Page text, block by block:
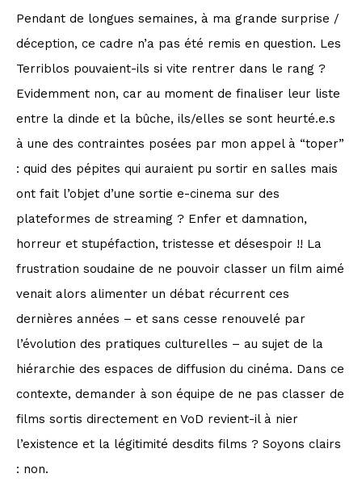
Pendant de longues semaines, à ma grande surprise /
déception, ce cadre n’a pas été remis en question. Les
Terriblos pouvaient-ils si vite rentrer dans le rang ?
Evidemment non, car au moment de finaliser leur liste
entre la dinde et la bûche, ils/elles se sont heurté.e.s
à une des contraintes posées par mon appel à “toper”
: quid des pépites qui auraient pu sortir en salles mais
ont fait l’objet d’une sortie e-cinema sur des
plateformes de streaming ? Enfer et damnation,
horreur et stupéfaction, tristesse et désespoir !! La
frustration soudaine de ne pouvoir classer un film aimé
venait alors alimenter un débat récurrent ces
dernières années – et sans cesse renouvelé par
l’évolution des pratiques culturelles – au sujet de la
hiérarchie des espaces de diffusion du cinéma. Dans ce
contexte, demander à son équipe de ne pas classer de
films sortis directement en VoD revient-il à nier
l’existence et la légitimité desdits films ? Soyons clairs
: non.